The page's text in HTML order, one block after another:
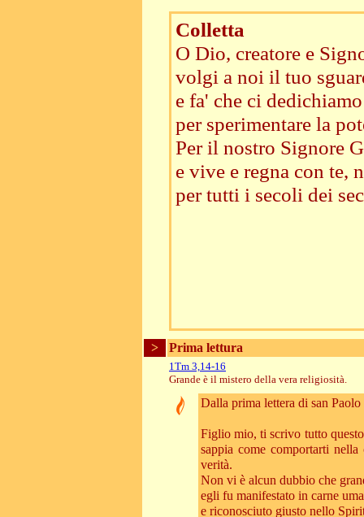
Colletta
O Dio, creatore e
volgi a noi il tuo
e fa' che ci
per sperimentare la
Per il nostro Signore
e vive e regna con te,
per tutti i secoli dei
> Prima lettura
1Tm 3,14-16
Grande è il mistero della vera religiosità.
Dalla prima lettera di san
Figlio mio, ti scrivo tutto
sappia come comportarti
verità.
Non vi è alcun dubbio che
egli fu manifestato in carne
e riconosciuto giusto nello